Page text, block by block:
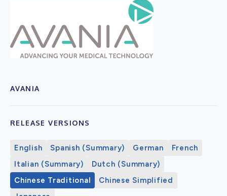
AVANIA
RELEASE VERSIONS
English Spanish (Summary) German
French
Italian (Summary)
Dutch (Summary)
Chinese Traditional
Chinese Simplified